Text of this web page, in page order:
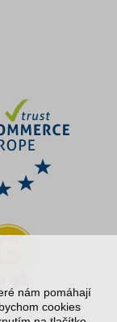
nám pomáhají
cookies